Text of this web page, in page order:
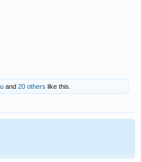
and 20 others like this.